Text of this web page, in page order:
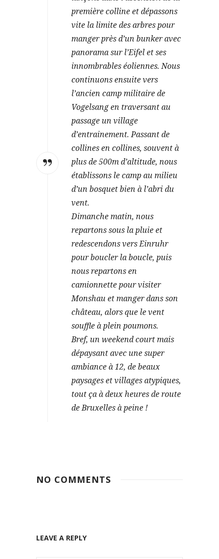
première colline et dépassons
vite la limite des arbres pour
manger près d’un bunker avec
panorama sur l’Eifel et ses
innombrables éoliennes. Nous
continuons ensuite vers
l’ancien camp militaire de
Vogelsang en traversant au
passage un village
d’entrainement. Passant de
collines en collines, souvent à
plus de 500m d’altitude, nous
établissons le camp au milieu
d’un bosquet bien à l’abri du
vent.
Dimanche matin, nous
repartons sous la pluie et
redescendons vers Einruhr
pour boucler la boucle, puis
nous repartons en
camionnette pour visiter
Monshau et manger dans son
château, alors que le vent
souffle à plein poumons.
Bref, un weekend court mais
dépaysant avec une super
ambiance à 12, de beaux
paysages et villages atypiques,
tout ça à deux heures de route
de Bruxelles à peine !
NO COMMENTS
LEAVE A REPLY